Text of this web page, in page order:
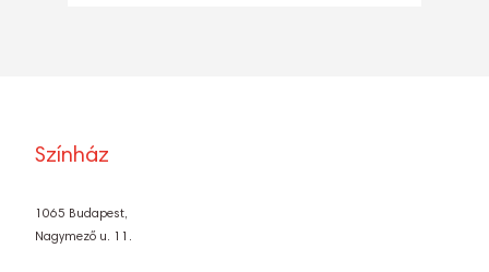
Színház
1065 Budapest,
Nagymező u. 11.